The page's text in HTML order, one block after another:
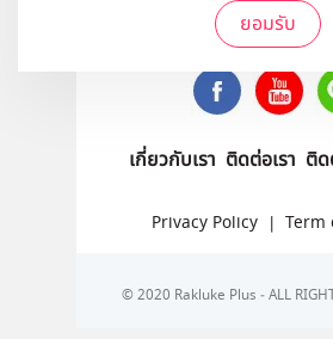
ยอมรับ
ติดตามเราได้ที่
เกี่ยวกับเรา ติดต่อเรา ติ
Privacy Policy | Term
© 2020 Rakluke Plus - ALL